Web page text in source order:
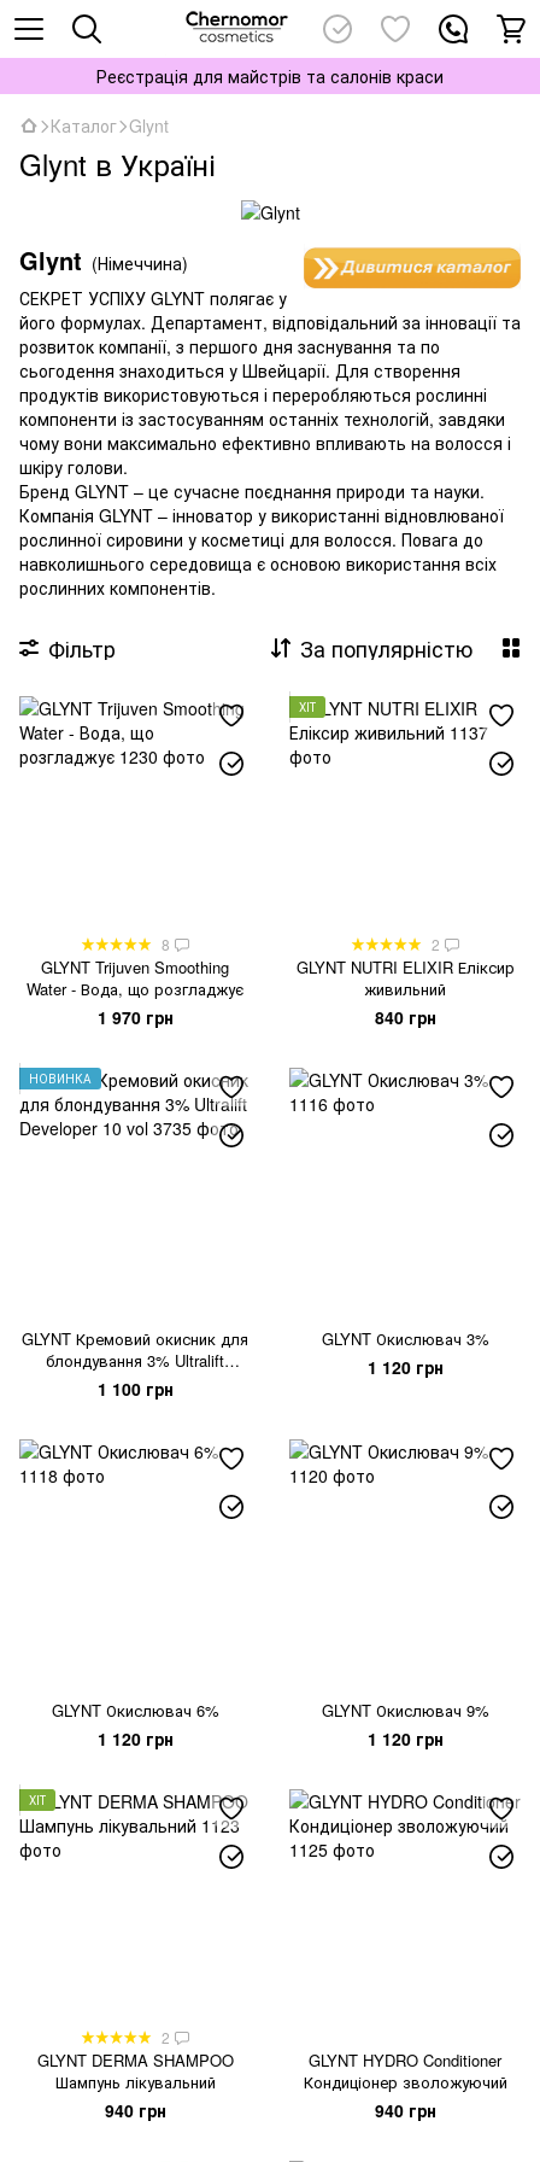
Реєстрація для майстрів та салонів краси
Каталог Glynt
Glynt в Україні
Glynt (Німеччина)
СЕКРЕТ УСПІХУ GLYNT полягає у
його формулах. Департамент, відповідальний за інновації та
розвиток компанії, з першого дня заснування та по
сьогодення знаходиться у Швейцарії. Для створення
продуктів використовуються і переробляються рослинні
компоненти із застосуванням останніх технологій, завдяки
чому вони максимально ефективно впливають на волосся і
шкіру голови.
Бренд GLYNT – це сучасне поєднання природи та науки.
Компанія GLYNT – інноватор у використанні відновлюваної
рослинної сировини у косметиці для волосся. Повага до
навколишнього середовища є основою використання всіх
рослинних компонентів.
Фільтр За популярністю
8
GLYNT Trijuven Smoothing
Water - Вода, що розгладжує
1 970 грн
ХІТ
2
GLYNT NUTRI ELIXIR Еліксир
живильний
840 грн
НОВИНКА
GLYNT Кремовий окисник для
блондування 3% Ultralift
Developer 10 vol
1 100 грн
GLYNT Окислювач 3%
1 120 грн
GLYNT Окислювач 6%
1 120 грн
GLYNT Окислювач 9%
1 120 грн
ХІТ
2
GLYNT DERMA SHAMPOO
Шампунь лікувальний
940 грн
GLYNT HYDRO Conditioner
Кондиціонер зволожуючий
940 грн